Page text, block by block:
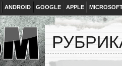
ANDROID GOOGLE APPLE